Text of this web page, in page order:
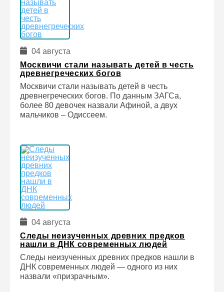
04 августа
Москвичи стали называть детей в честь
древнегреческих богов
Москвичи стали называть детей в честь
древнегреческих богов. По данным ЗАГСа,
более 80 девочек назвали Афиной, а двух
мальчиков – Одиссеем.
04 августа
Следы неизученных древних предков
нашли в ДНК современных людей
Следы неизученных древних предков нашли в
ДНК современных людей — одного из них
назвали «призрачным».